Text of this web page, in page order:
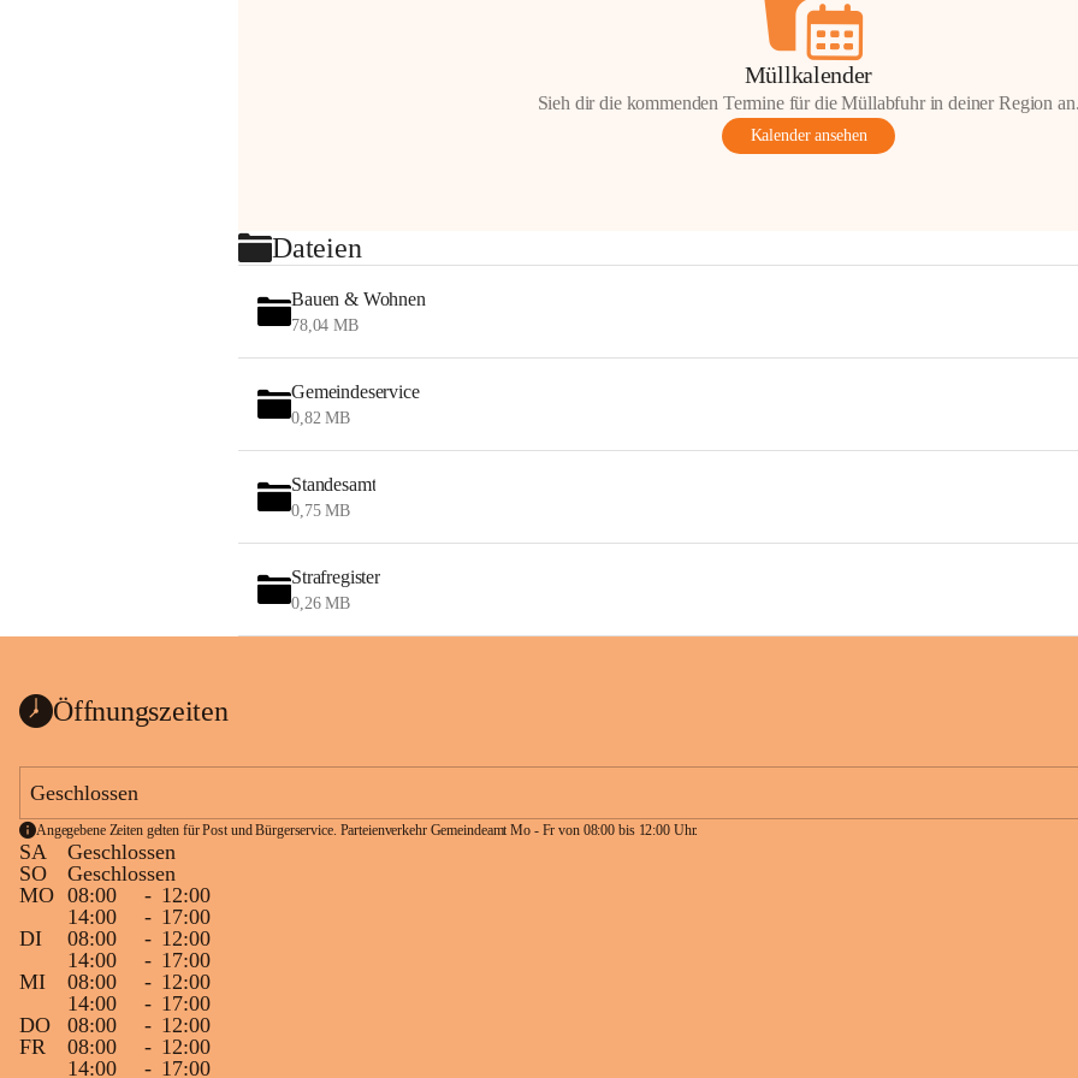
Müllkalender
Sieh dir die kommenden Termine für die Müllabfuhr in deiner Region
Kalender ansehen
Dateien
Bauen & Wohnen
78,04 MB
Gemeindeservice
0,82 MB
Standesamt
0,75 MB
Strafregister
0,26 MB
Öffnungszeiten
Geschlossen
Angegebene Zeiten gelten für Post und Bürgerservice. Parteienverkehr Gemeindeamt Mo - Fr von 08:00 bis 12:00 Uhr.
SA
Geschlossen
SO
Geschlossen
MO 08:00 - 12:00
14:00
- 17:00
DI
08:00 - 12:00
14:00
- 17:00
MI
08:00 - 12:00
14:00
- 17:00
DO
08:00 - 12:00
FR
08:00 - 12:00
14:00
- 17:00